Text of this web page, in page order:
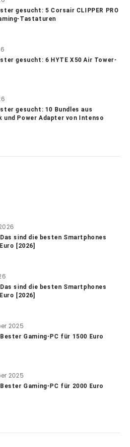
gesucht: 5 Corsair CLIPPER PRO
Tastaturen
gesucht: 6 HYTE X50 Air Tower-
gesucht: 10 Bundles aus
und Power Adapter von Intenso
sind die besten Smartphones
[2026]
sind die besten Smartphones
[2026]
2025
Gaming-PC für 1500 Euro
2025
Gaming-PC für 2000 Euro